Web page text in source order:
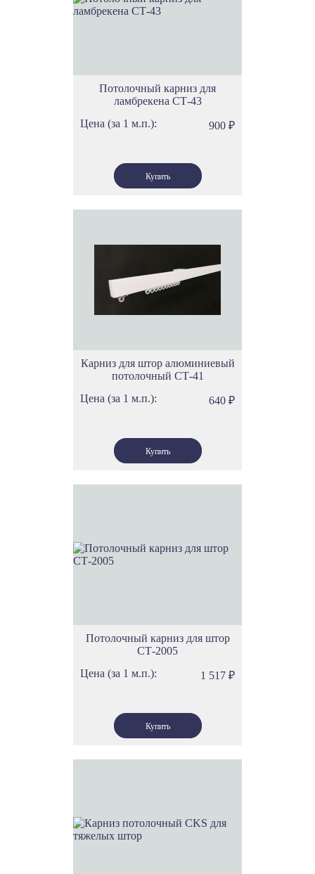
Потолочный карниз для
ламбрекена СТ-43
Цена (за 1 м.п.):
900 ₽
Карниз для штор алюминиевый
потолочный СТ-41
Цена (за 1 м.п.):
640 ₽
Потолочный карниз для штор
СТ-2005
Цена (за 1 м.п.):
1 517 ₽